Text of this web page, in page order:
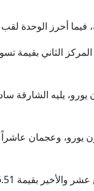
فيما أحرز الوحدة